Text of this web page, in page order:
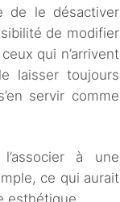
de le désactiver
de modifier
qui n’arrivent
laisser toujours
servir comme
à une
ce qui aurait
esthétique.